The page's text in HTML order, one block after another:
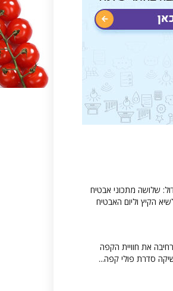
שלושה מתכוני אבטיח
הקיץ וליום האבטיח
את חוויית הקפה
סדרת פולי קפה...